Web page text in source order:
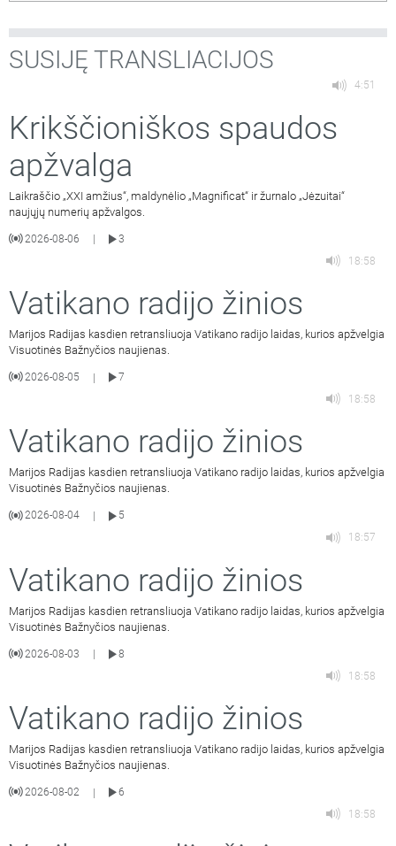
SUSIJĘ TRANSLIACIJOS
4:51
Krikščioniškos spaudos
apžvalga
Laikraščio „XXI amžius“, maldynėlio „Magnificat“ ir žurnalo „Jėzuitai“
naujųjų numerių apžvalgos.
2026-08-06
3
18:58
Vatikano radijo žinios
Marijos Radijas kasdien retransliuoja Vatikano radijo laidas, kurios apžvelgia
Visuotinės Bažnyčios naujienas.
2026-08-05 |
7
18:58
Vatikano radijo žinios
Marijos Radijas kasdien retransliuoja Vatikano radijo laidas, kurios apžvelgia
Visuotinės Bažnyčios naujienas.
2026-08-04
5
18:57
Vatikano radijo žinios
Marijos Radijas kasdien retransliuoja Vatikano radijo laidas, kurios apžvelgia
Visuotinės Bažnyčios naujienas.
2026-08-03
8
18:58
Vatikano radijo žinios
Marijos Radijas kasdien retransliuoja Vatikano radijo laidas, kurios apžvelgia
Visuotinės Bažnyčios naujienas.
2026-08-02 |
6
18:58